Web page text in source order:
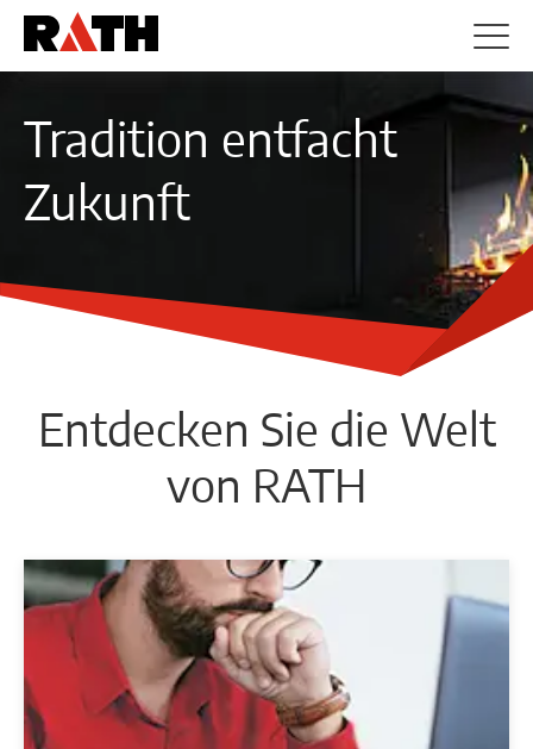
Tradition entfacht
Zukunft
Entdecken Sie die Welt
von RATH